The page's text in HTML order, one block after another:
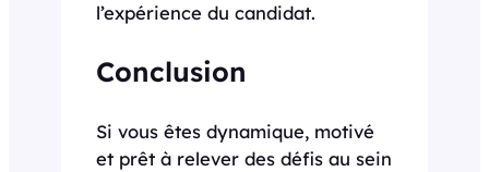
l’expérience du candidat.
Conclusion
Si vous êtes dynamique, motivé
et prêt à relever des défis au sein